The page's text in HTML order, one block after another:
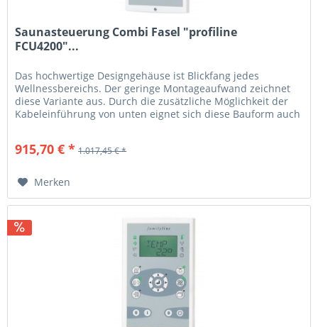
Saunasteuerung Combi Fasel "profiline
FCU4200"...
Das hochwertige Designgehäuse ist Blickfang jedes
Wellnessbereichs. Der geringe Montageaufwand zeichnet
diese Variante aus. Durch die zusätzliche Möglichkeit der
Kabeleinführung von unten eignet sich diese Bauform auch
915,70 € * 1.017,45 € *
Merken